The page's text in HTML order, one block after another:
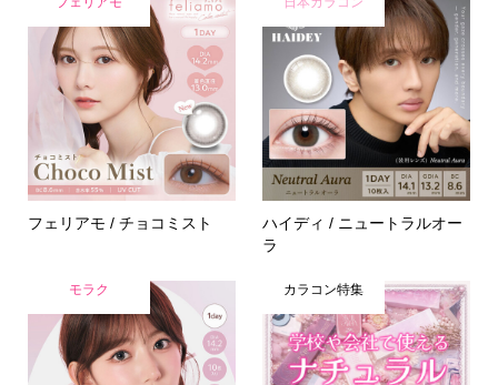
フェリアモ / チョコミスト
ハイディ / ニュートラルオー
ラ
モラク カラコン特集